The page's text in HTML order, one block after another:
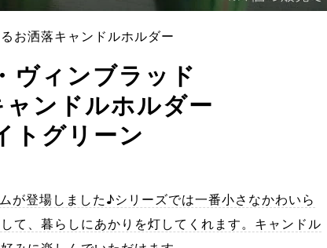
お洒落キャンドルホルダー
ヴィンブラッド
ンドルホルダー
トグリーン
が登場しました♪シリーズでは一番小さなかわいら
て、暮らしにあかりを灯してくれます。キャンドル